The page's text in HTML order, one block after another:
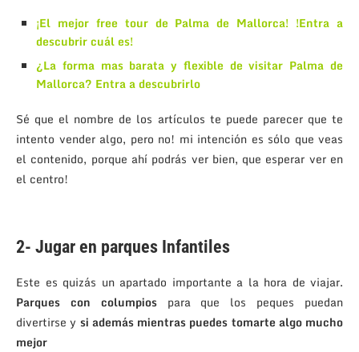
¡El mejor free tour de Palma de Mallorca! !Entra a
descubrir cuál es!
¿La forma mas barata y flexible de visitar Palma de
Mallorca? Entra a descubrirlo
Sé que el nombre de los artículos te puede parecer que te
intento vender algo, pero no! mi intención es sólo que veas
el contenido, porque ahí podrás ver bien, que esperar ver en
el centro!
2- Jugar en parques Infantiles
Este es quizás un apartado importante a la hora de viajar.
Parques con columpiospara que los peques puedan
divertirse y si además mientras puedes tomarte algo mucho
mejor